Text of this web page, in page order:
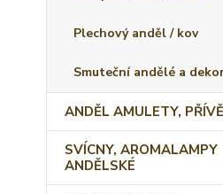
Plechový anděl / kov
Smuteční andělé a
ANDĚL AMULETY,
SVÍCNY, AROMALAMPY
ANDĚLSKÉ